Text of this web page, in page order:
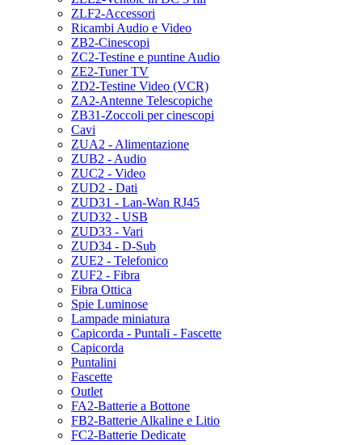
ZLF2-Accessori
Ricambi Audio e Video
ZB2-Cinescopi
ZC2-Testine e puntine Audio
ZE2-Tuner TV
ZD2-Testine Video (VCR)
ZA2-Antenne Telescopiche
ZB31-Zoccoli per cinescopi
Cavi
ZUA2 - Alimentazione
ZUB2 - Audio
ZUC2 - Video
ZUD2 - Dati
ZUD31 - Lan-Wan RJ45
ZUD32 - USB
ZUD33 - Vari
ZUD34 - D-Sub
ZUE2 - Telefonico
ZUF2 - Fibra
Fibra Ottica
Spie Luminose
Lampade miniatura
Capicorda - Puntali - Fascette
Capicorda
Puntalini
Fascette
Outlet
FA2-Batterie a Bottone
FB2-Batterie Alkaline e Litio
FC2-Batterie Dedicate